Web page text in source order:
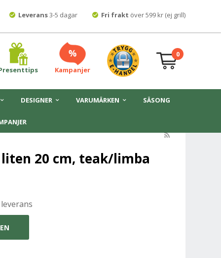
Leverans3-5 dagar Fri frakt över 599 kr (ej grill)
Kampanjer
0
DESIGNER VARUMÄRKEN SÄSONG
liten 20 cm, teak/limba